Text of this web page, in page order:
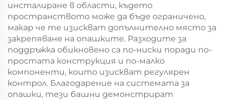
инсталиране в области, където
пространството може да бъде ограничено,
макар че те изискват допълнително място за
закрепяване на опашките. Разходите за
поддръжка обикновено са по-ниски поради по-
простата конструкция и по-малко
компоненти, които изискват регулярен
контрол. Благодарение на системата за
опашки, тези башни демонстрират